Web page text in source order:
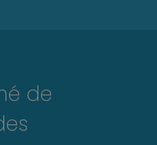
de